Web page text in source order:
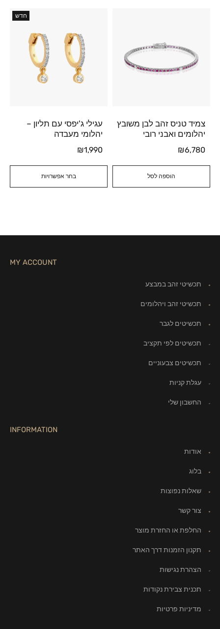
הוספה לסל
צמיד טניס זהב לבן משובץ
יהלומים ואבני רובי
₪6,780
חדש
בחר אפשרויות
עגילי ג'יפסי עם תליון –
יהלומי מעבדה
₪1,990
MY ACCOUNT
תכשיטי זהב במבצע
תכשיטי זהב ויהלומים
תכשיטים לגבר
תכשיטים לפי תקציב
תכשיטים צבעוניים
עגלת קניות
החשבון שלי
INFORMATION
אודות
בלוג
שאלות נפוצות
צור קשר
החלפת או החזרת מוצר
תקנון הזמנות דרך האתר
הצהרת נגישות
תכנית צבירת נקודות
מדיניות פרטיות